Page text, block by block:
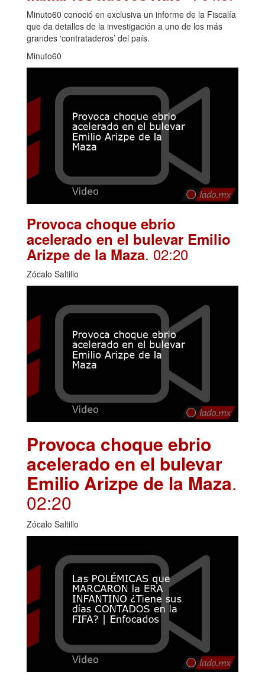
Minuto60 conoció en exclusiva un informe de la Fiscalía
que da detalles de la investigación a uno de los más
grandes ‘contrataderos’ del país.
Minuto60
Provoca choque ebrio
acelerado en el bulevar Emilio
Arizpe de la Maza. 02:20
Zócalo Saltillo
Provoca choque ebrio
acelerado en el bulevar
Emilio Arizpe de la Maza.
02:20
Zócalo Saltillo